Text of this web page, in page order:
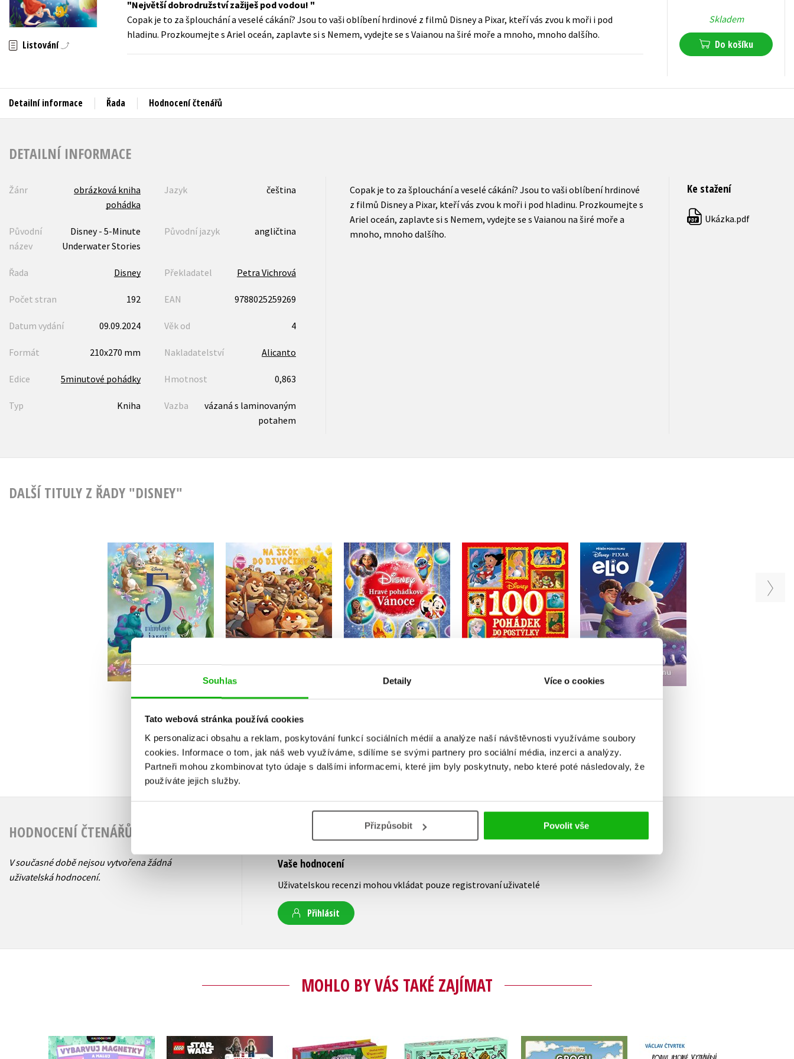
Souhlas Detaily Více o cookies
Tato webová stránka používá cookies
K personalizaci obsahu a reklam, poskytování funkcí sociálních médií a analýze naší návštěvnosti využíváme soubory
cookies. Informace o tom, jak náš web využíváme, sdílíme se svými partnery pro sociální média, inzerci a analýzy.
Partneři mohou zkombinovat tyto údaje s dalšími informacemi, které jim byly poskytnuty, nebo které poté následovaly, že
používáte jejich služby.
Přizpůsobit Povolit vše
Auto - moto
Beletrie pro děti
Beletrie pro dospělé
Jazyky
Komiks
Populárně - naučná pro dospělé
Populárně - naučné pro děti
Young adult (SK)
Listování
Největší dobrodružství zažiješ pod vodou!
Copak je to za šplouchání a veselé cákání? Jsou to vaši oblíbení hrdinové z filmů Disney a Pixar, kteří vás zvou k moři i pod
hladinu. Prozkoumejte s Ariel oceán, zaplavte si s Nemem, vydejte se s Vaianou na širé moře a mnoho, mnoho dalšího.
Skladem
Do košíku
Detailní informace Řada Hodnocení čtenářů
DETAILNÍ INFORMACE
Žánr
obrázková kniha
pohádka
Jazyk čeština
Původní
název
Disney - 5-Minute
Underwater Stories
Původní jazyk angličtina
Řada Disney Překladatel Petra Vichrová
Počet stran 192 EAN 9788025259269
Datum vydání 09.09.2024 Věk od 4
Formát 210x270 mm Nakladatelství Alicanto
Edice 5minutové pohádky Hmotnost 0,863
Typ Kniha Vazba
vázaná s laminovaným
potahem
Copak je to za šplouchání a veselé cákání? Jsou to vaši oblíbení hrdinové
z filmů Disney a Pixar, kteří vás zvou k moři i pod hladinu. Prozkoumejte s
Ariel oceán, zaplavte si s Nemem, vydejte se s Vaianou na širé moře a
mnoho, mnoho dalšího.
Ke stažení
PDF Ukázka.pdf
DALŠÍ TITULY Z ŘADY "DISNEY"
Disney - 5minutové
jarní pohádky
Kolektiv
Do košíku
Na skok do divočiny -
Příběh podle filmu
Kolektiv
Disney - Hravé
pohádkové Vánoce
Kolektiv
299 Kč
239 Kč
Disney - 100 pohádek
do postýlky
Kolektiv
Elio - Příběh podle
filmu
Kolektiv
299 Kč
Kolektiv
HODNOCENÍ ČTENÁŘŮ
V současné době nejsou vytvořena žádná
uživatelská hodnocení.
Vaše hodnocení
Uživatelskou recenzi mohou vkládat pouze registrovaní uživatelé
Přihlásit
MOHLO BY VÁS TAKÉ ZAJÍMAT
Gábinin kouzelný
LEGO® Star Wars™
Gábinin kouzelný
domek - Čti a hraj si s
Minecraft - Dárková
Star Wars -
Podivuhodné vyprávění